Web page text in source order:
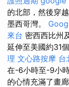
的北部，然後穿
墨西哥灣。
來台 密西西比州
延伸至美國約31
理 文心路按摩 台
在-6小時至-9小
的心情充滿了畫